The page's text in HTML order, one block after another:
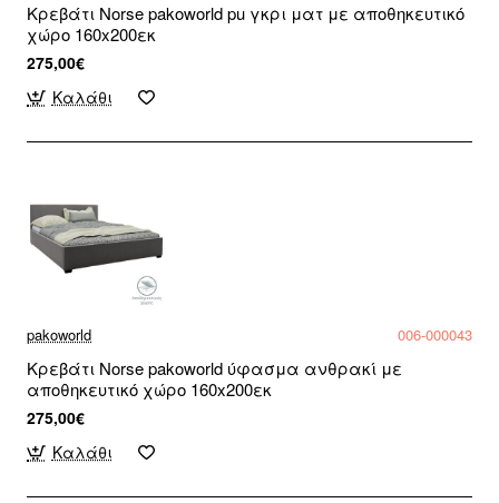
Κρεβάτι Norse pakoworld pu γκρι ματ με αποθηκευτικό
χώρο 160x200εκ
275,00€
Καλάθι
pakoworld 006-000043
Κρεβάτι Norse pakoworld ύφασμα ανθρακί με
αποθηκευτικό χώρο 160x200εκ
275,00€
Καλάθι